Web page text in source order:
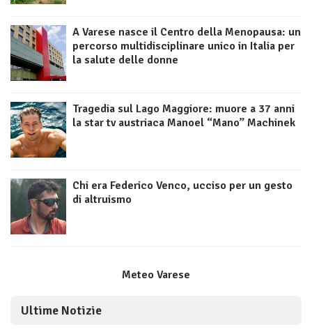
A Varese nasce il Centro della Menopausa: un
percorso multidisciplinare unico in Italia per
la salute delle donne
Tragedia sul Lago Maggiore: muore a 37 anni
la star tv austriaca Manoel “Mano” Machinek
Chi era Federico Venco, ucciso per un gesto
di altruismo
Meteo Varese
Ultime Notizie